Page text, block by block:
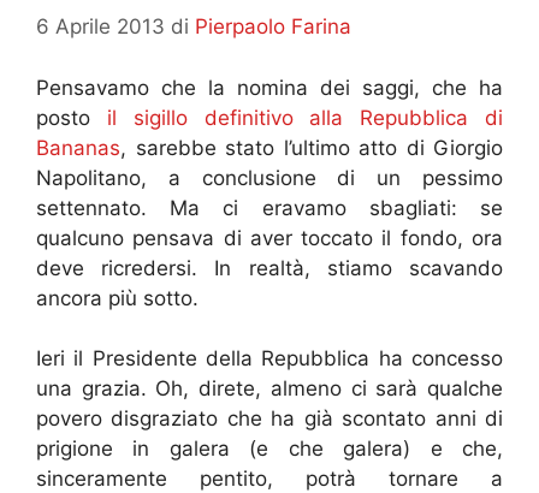
6 Aprile 2013 di Pierpaolo Farina
Pensavamo che la nomina dei saggi, che ha
posto il sigillo definitivo alla Repubblica di
Bananas, sarebbe stato l’ultimo atto di Giorgio
Napolitano, a conclusione di un pessimo
settennato. Ma ci eravamo sbagliati: se
qualcuno pensava di aver toccato il fondo, ora
deve ricredersi. In realtà, stiamo scavando
ancora più sotto.
Ieri il Presidente della Repubblica ha concesso
una grazia. Oh, direte, almeno ci sarà qualche
povero disgraziato che ha già scontato anni di
prigione in galera (e che galera) e che,
sinceramente pentito, potrà tornare a